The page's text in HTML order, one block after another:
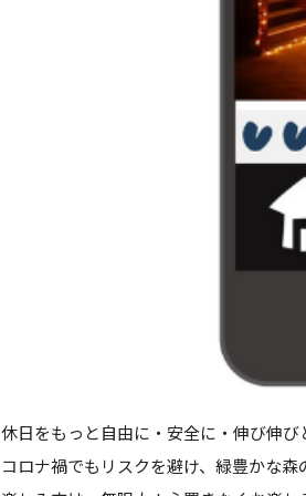
休日をもっと 自由に ・ 安全に ・伸び伸
コロナ禍でもリスクを避け、緑豊かな森